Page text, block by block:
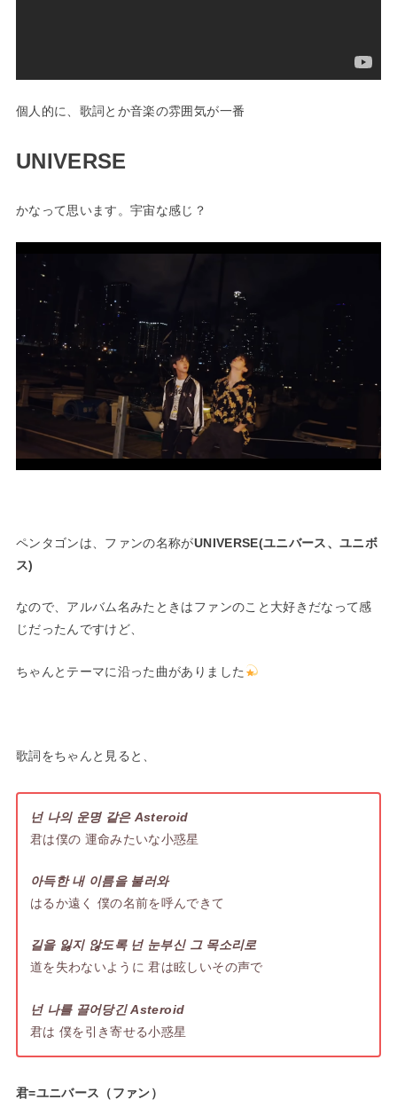
個人的に、歌詞とか音楽の雰囲気が一番
UNIVERSE
かなって思います。宇宙な感じ？
ペンタゴンは、ファンの名称がUNIVERSE(ユニバース、ユニボ
ス)
なので、アルバム名みたときはファンのこと大好きだな って感
じだったんですけど、
ちゃんとテーマに沿った曲がありました
歌詞をちゃんと見ると、
넌 나의 운명 같은 Asteroid
君は僕の 運命みたいな小惑星
아득한 내 이름을 불러와
はるか遠く 僕の名前を呼んできて
길을 잃지 않도록 넌 눈부신 그 목소리로
道を失わないように 君は眩しいその声で
넌 나를 끌어당긴 Asteroid
君は 僕を引き寄せる小惑星
君=ユニバース（ファン）